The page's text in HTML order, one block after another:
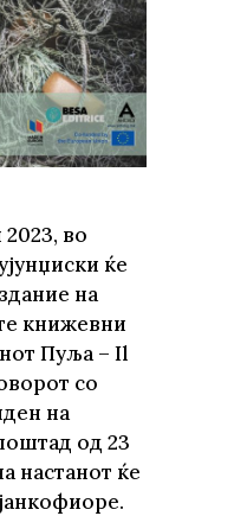
во
ќе
на
книжевни
Пуља – Il
со
на
од 23
настанот ќе